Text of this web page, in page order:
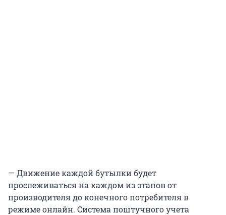
— Движение каждой бутылки будет
прослеживаться на каждом из этапов от
производителя до конечного потребителя в
режиме онлайн. Система поштучного учета